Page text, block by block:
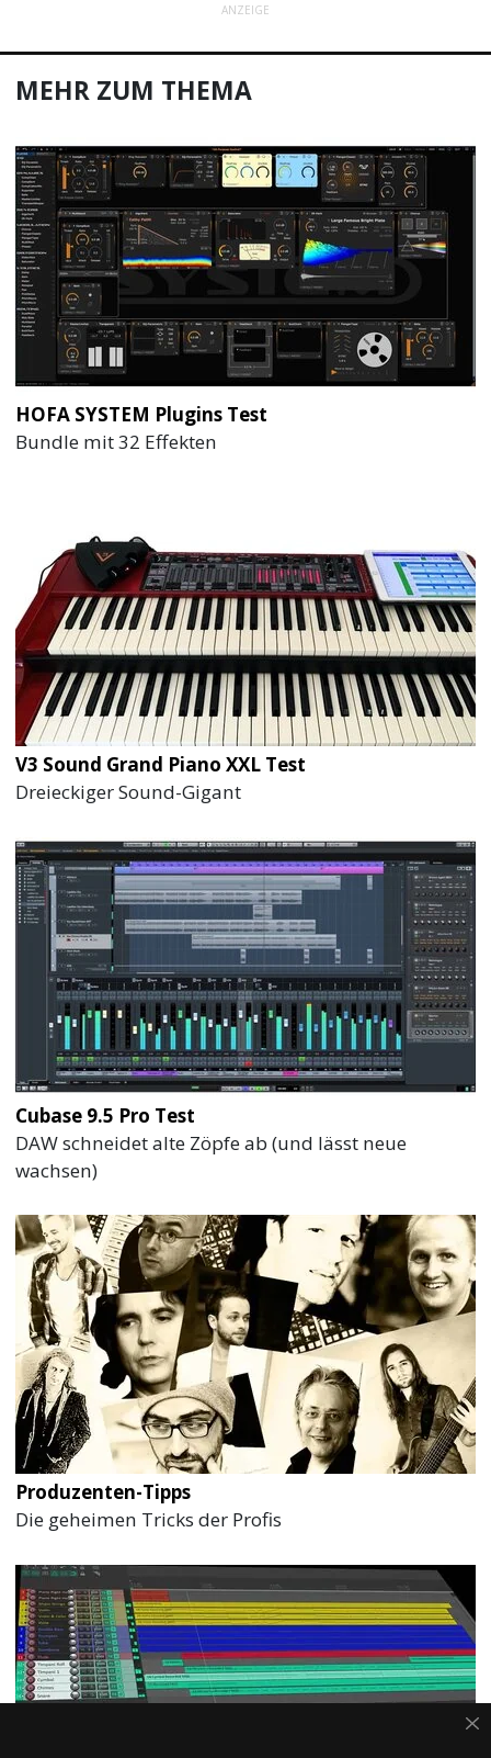
ANZEIGE
MEHR ZUM THEMA
HOFA SYSTEM Plugins Test
Bundle mit 32 Effekten
V3 Sound Grand Piano XXL Test
Dreieckiger Sound-Gigant
Cubase 9.5 Pro Test
DAW schneidet alte Zöpfe ab (und lässt neue
wachsen)
Produzenten-Tipps
Die geheimen Tricks der Profis